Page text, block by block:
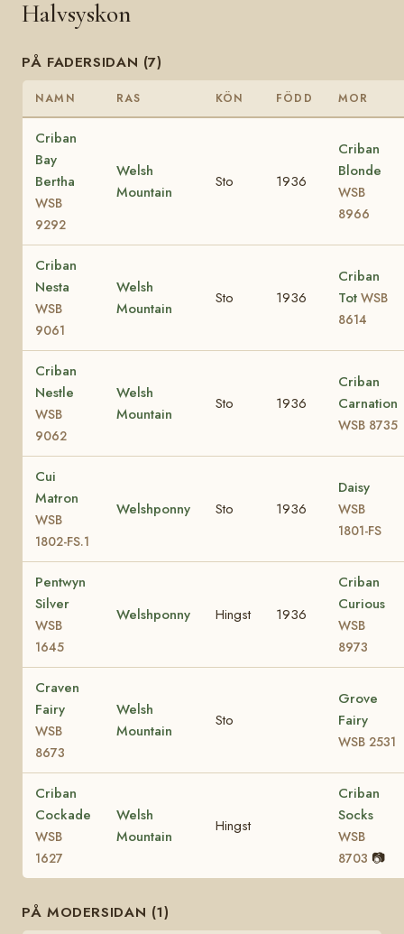
Halvsyskon
PÅ FADERSIDAN (7)
NAMN RAS KÖN FÖDD MOR
Criban
Bay
Bertha
WSB
9292
Welsh
Mountain
Sto 1936
Criban
Blonde
WSB
8966
Criban
Nesta
WSB
9061
Welsh
Mountain
Sto 1936
Criban
Tot WSB
8614
Criban
Nestle
WSB
9062
Welsh
Mountain
Sto 1936
Criban
Carnation
WSB 8735
Cui
Matron
WSB
1802-FS.1
Welshponny Sto 1936
Daisy
WSB
1801-FS
Pentwyn
Silver
WSB
1645
Welshponny Hingst 1936
Criban
Curious
WSB
8973
Craven
Fairy
WSB
8673
Welsh
Mountain
Sto
Grove
Fairy
WSB 2531
Criban
Cockade
WSB
1627
Welsh
Mountain
Hingst
Criban
Socks
WSB
8703 📷
PÅ MODERSIDAN (1)